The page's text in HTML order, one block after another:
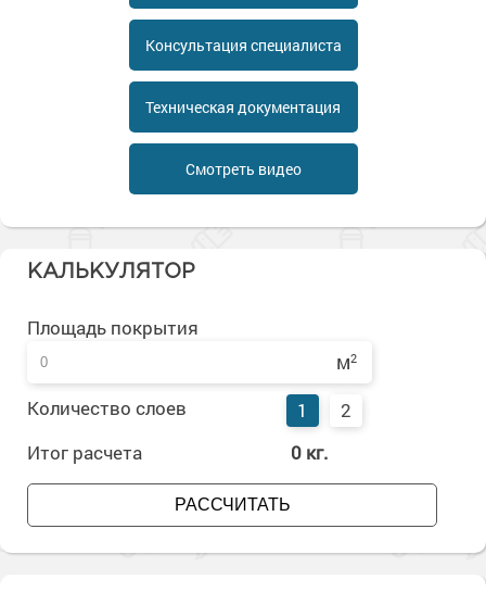
Сопутствующие товары
Морозостойкие краски для металла
Морозостойкие краски для фасада
Сопутствующие товары
Консультация специалиста
Техническая документация
Смотреть видео
КАЛЬКУЛЯТОР
Площадь покрытия
м2
Количество слоев 1
2
Итог расчета
0 кг.
РАССЧИТАТЬ